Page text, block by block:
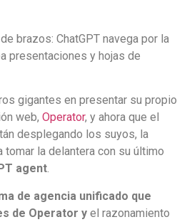
brazos: ChatGPT navega por la
presentaciones y hojas de
gigantes en presentar su propio
web, Operator, y ahora que el
desplegando los suyos, la
tomar la delantera con su último
agent.
de agencia unificado que
de Operator y el razonamiento